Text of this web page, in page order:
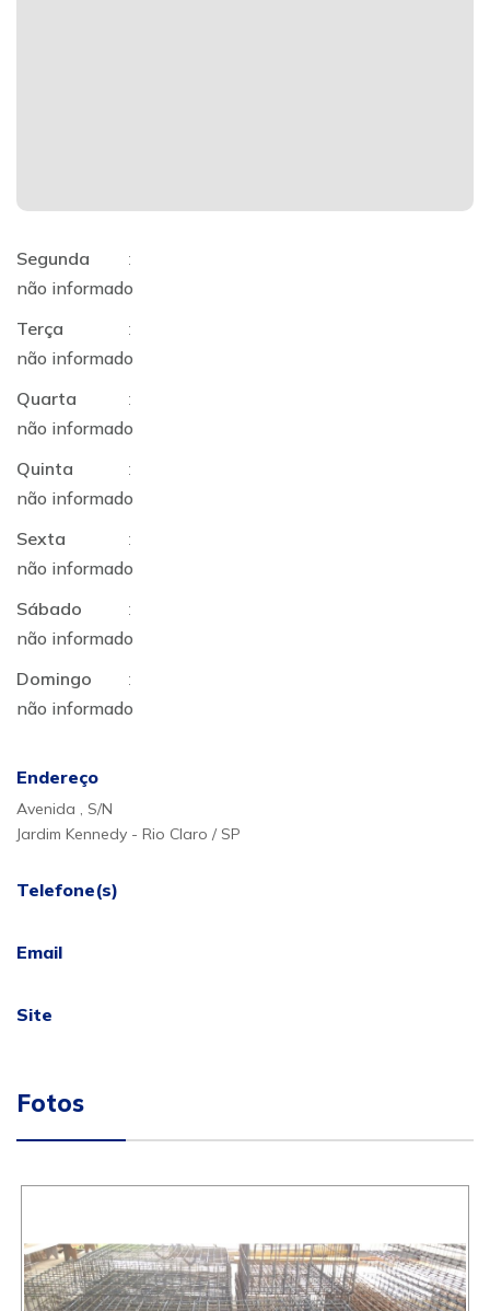
Segunda
:
não informado
Terça
:
não informado
Quarta
:
não informado
Quinta
:
não informado
Sexta
:
não informado
Sábado
:
não informado
Domingo
:
não informado
Endereço
Avenida , S/N
Jardim Kennedy - Rio Claro / SP
Telefone(s)
Email
Site
Fotos